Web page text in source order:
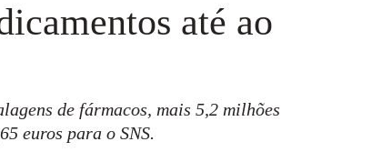
até ao
de fármacos, mais 5,2 milhões
euros para o SNS.